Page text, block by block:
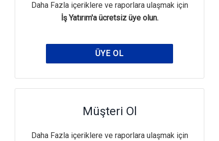
Daha Fazla içeriklere ve raporlara ulaşmak için
İş Yatırım'a ücretsiz üye olun.
ÜYE OL
Müşteri Ol
Daha Fazla içeriklere ve raporlara ulaşmak için